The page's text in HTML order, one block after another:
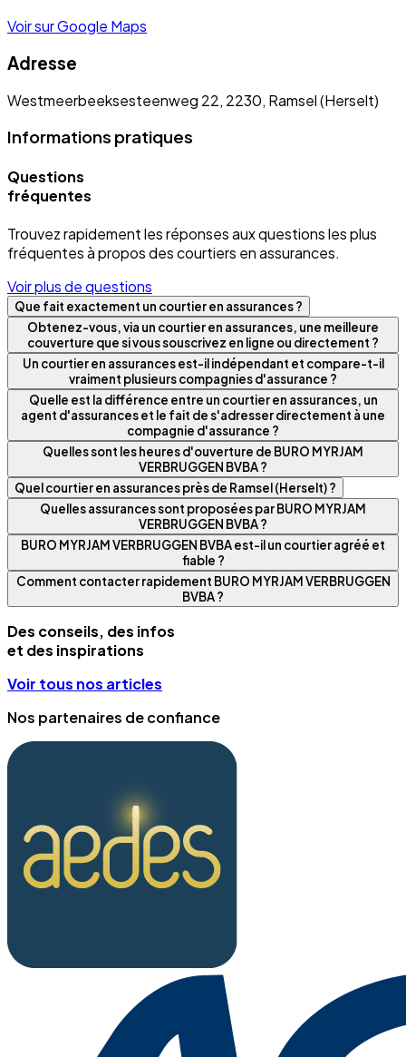
Voir sur Google Maps
Adresse
Westmeerbeeksesteenweg 22, 2230, Ramsel (Herselt)
Informations pratiques
Questions
fréquentes
Trouvez rapidement les réponses aux questions les plus
fréquentes à propos des courtiers en assurances.
Voir plus de questions
Que fait exactement un courtier en assurances ?
Obtenez-vous, via un courtier en assurances, une meilleure
couverture que si vous souscrivez en ligne ou directement ?
Un courtier en assurances est-il indépendant et compare-t-il
vraiment plusieurs compagnies d'assurance ?
Quelle est la différence entre un courtier en assurances, un
agent d'assurances et le fait de s'adresser directement à une
compagnie d'assurance ?
Quelles sont les heures d'ouverture de BURO MYRJAM
VERBRUGGEN BVBA ?
Quel courtier en assurances près de Ramsel (Herselt) ?
Quelles assurances sont proposées par BURO MYRJAM
VERBRUGGEN BVBA ?
BURO MYRJAM VERBRUGGEN BVBA est-il un courtier agréé et
fiable ?
Comment contacter rapidement BURO MYRJAM VERBRUGGEN
BVBA ?
Des conseils, des infos
et des inspirations
Voir tous nos articles
Nos partenaires de confiance